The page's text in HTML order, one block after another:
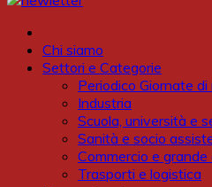
Chi siamo
Settori e Categorie
Periodico Giornate di
Industria
Scuola, università e
Sanità e socio
Commercio e
Trasporti e logistica